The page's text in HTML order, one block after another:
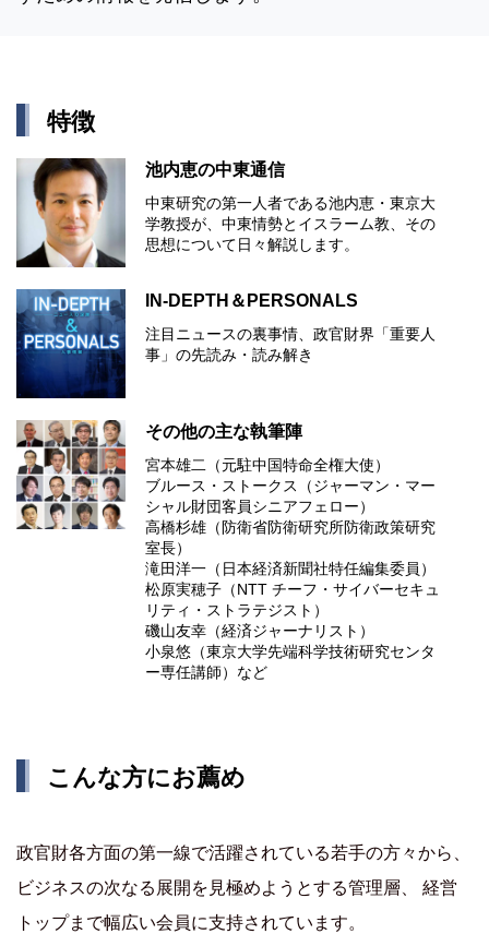
特徴
池内恵の中東通信
中東研究の第⼀⼈者である池内恵・東京⼤
学教授が、中東情勢とイスラーム教、その
思想について⽇々解説します。
IN-DEPTH＆PERSONALS
注目ニュースの裏事情、政官財界「重要人
事」の先読み・読み解き
その他の主な執筆陣
宮本雄二（元駐中国特命全権大使）
ブルース・ストークス（ジャーマン・マー
シャル財団客員シニアフェロー）
高橋杉雄（防衛省防衛研究所防衛政策研究
室長）
滝田洋一（日本経済新聞社特任編集委員）
松原実穂子（NTT チーフ・サイバーセキュ
リティ・ストラテジスト）
磯山友幸（経済ジャーナリスト）
小泉悠（東京大学先端科学技術研究センタ
ー専任講師）など
こんな方にお薦め
政官財各方面の第一線で活躍されている若手の方々から、
ビジネスの次なる展開を見極めようとする管理層、 経営
トップまで幅広い会員に支持されています。